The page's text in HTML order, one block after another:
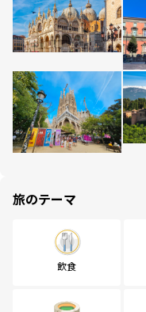
旅のテーマ
飲食